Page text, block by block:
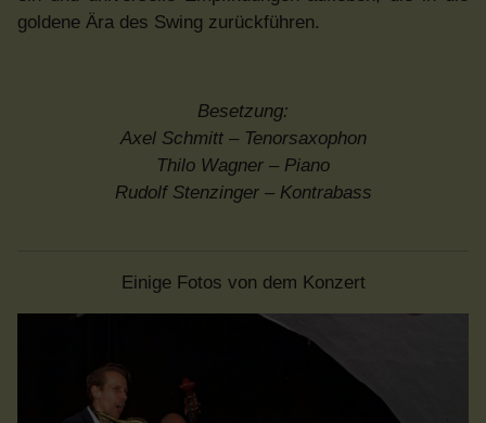
goldene Ära des Swing zurückführen.
Besetzung:
Axel Schmitt – Tenorsaxophon
Thilo Wagner – Piano
Rudolf Stenzinger – Kontrabass
Einige Fotos von dem Konzert